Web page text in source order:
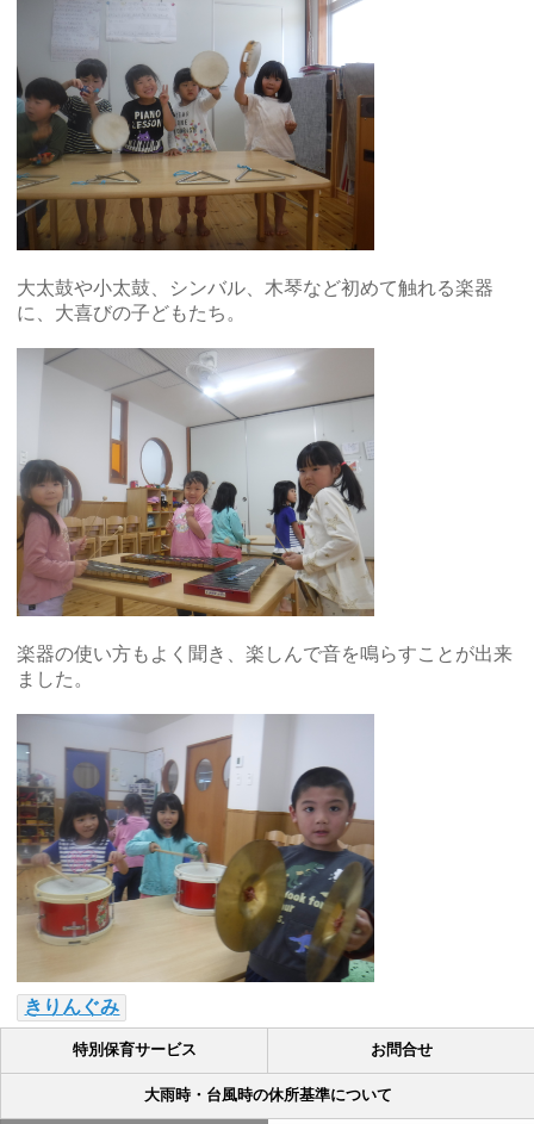
大太鼓や小太鼓、シンバル、木琴など初めて触れる楽器
に、大喜びの子どもたち。
楽器の使い方もよく聞き、楽しんで音を鳴らすことが出来
ました。
きりんぐみ
特別保育サービス お問合せ
大雨時・台風時の休所基準について